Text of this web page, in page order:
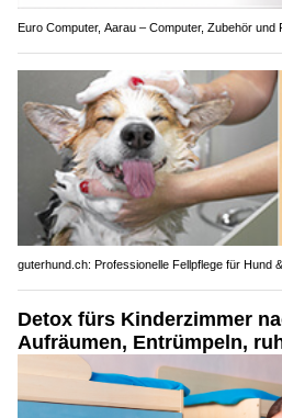
Euro Computer, Aarau – Computer, Zubehör
guterhund.ch: Professionelle Fellpflege für Hund
Detox fürs Kinderzimmer
Aufräumen, Entrümpeln,